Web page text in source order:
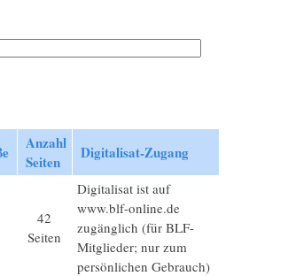
Anzahl
Seiten
Digitalisat-Zugang
42
Seiten
Digitalisat ist auf
www.blf-online.de
zugänglich (für BLF-
Mitglieder; nur zum
persönlichen Gebrauch)